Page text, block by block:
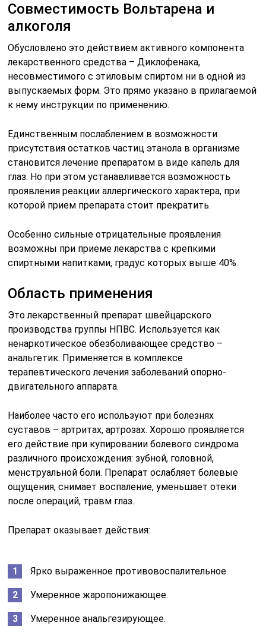
Совместимость Вольтарена и
алкоголя
Обусловлено это действием активного компонента
лекарственного средства – Диклофенака,
несовместимого с этиловым спиртом ни в одной из
выпускаемых форм. Это прямо указано в прилагаемой
к нему инструкции по применению.
Единственным послаблением в возможности
присутствия остатков частиц этанола в организме
становится лечение препаратом в виде капель для
глаз. Но при этом устанавливается возможность
проявления реакции аллергического характера, при
которой прием препарата стоит прекратить.
Особенно сильные отрицательные проявления
возможны при приеме лекарства с крепкими
спиртными напитками, градус которых выше 40%.
Область применения
Это лекарственный препарат швейцарского
производства группы НПВС. Используется как
ненаркотическое обезболивающее средство –
анальгетик. Применяется в комплексе
терапевтического лечения заболеваний опорно-
двигательного аппарата.
Наиболее часто его используют при болезнях
суставов – артритах, артрозах. Хорошо проявляется
его действие при купировании болевого синдрома
различного происхождения: зубной, головной,
менструальной боли. Препарат ослабляет болевые
ощущения, снимает воспаление, уменьшает отеки
после операций, травм глаз.
Препарат оказывает действия:
Ярко выраженное противовоспалительное.
Умеренное жаропонижающее.
Умеренное анальгезирующее.